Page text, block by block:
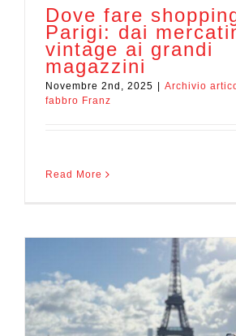
Dove fare
Parigi: dai
vintage ai grandi
magazzini
Novembre 2nd, 2025 Archivio
fabbro Franz
Read More